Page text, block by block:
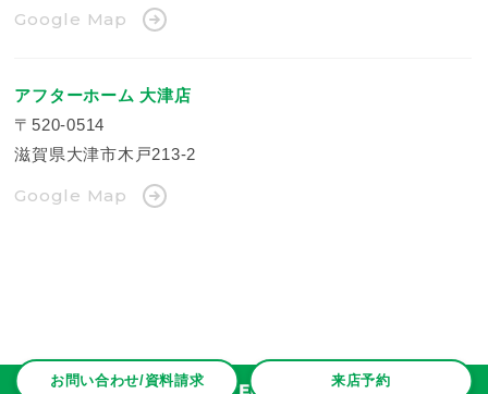
お問い合わせ/資料請求 来店予約
Google Map
アフターホーム 大津店
〒520-0514
滋賀県大津市木戸213-2
Google Map